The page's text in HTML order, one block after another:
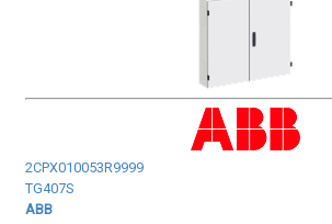
2CPX010053R9999
TG407S
ABB